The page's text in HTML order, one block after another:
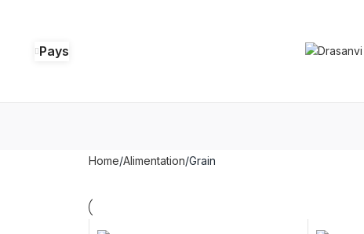
Pays
Home Alimentation Grain